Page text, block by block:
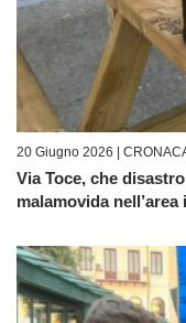
20 Giugno 2026 |
Via Toce, che
malamovida